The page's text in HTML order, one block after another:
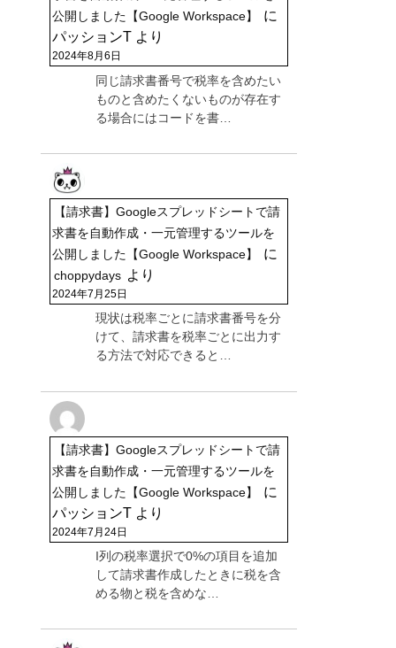
公開しました【Google Workspace】
に
パッションT より
2024年8月6日
同じ請求書番号で税率を含めたい
ものと含めたくないものが存在す
る場合にはコードを書…
【請求書】Googleスプレッドシートで請
求書を自動作成・一元管理するツールを
公開しました【Google Workspace】
に
choppydays より
2024年7月25日
現状は税率ごとに請求書番号を分
けて、請求書を税率ごとに出力す
る方法で対応できると…
【請求書】Googleスプレッドシートで請
求書を自動作成・一元管理するツールを
公開しました【Google Workspace】
に
パッションT より
2024年7月24日
I列の税率選択で0%の項目を追加
して請求書作成したときに税を含
める物と税を含めな…